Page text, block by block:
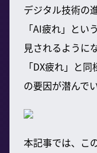
デジタル技術の
「AI疲れ」と
見されるように
「DX疲れ」と
の要因が潜んで
本記事では、こ